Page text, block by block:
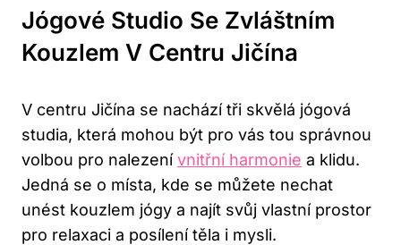
Jógové Studio Se Zvláštním
Kouzlem V Centru Jičína
V centru Jičína se nachází tři skvělá jógová
studia, která mohou být pro vás tou správnou
volbou pro nalezenívnitřní harmonie a klidu.
Jedná se o místa, kde se můžete nechat
unést kouzlem jógy a najít svůj vlastní prostor
pro relaxaci a posílení těla i mysli.